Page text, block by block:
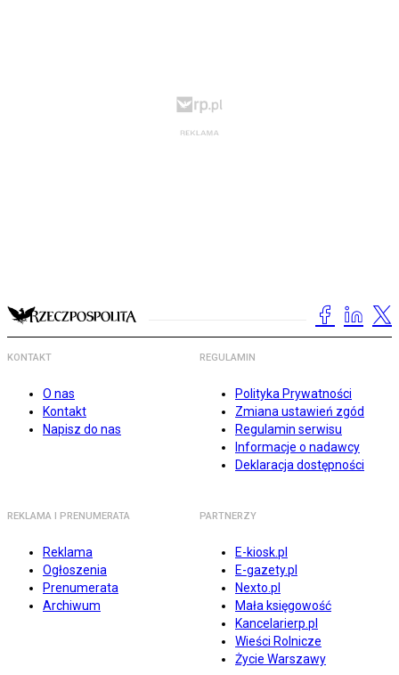
KONTAKT
O nas
Kontakt
Napisz do nas
REGULAMIN
Polityka Prywatności
Zmiana ustawień zgód
Regulamin serwisu
Informacje o nadawcy
Deklaracja dostępności
REKLAMA I PRENUMERATA
Reklama
Ogłoszenia
Prenumerata
Archiwum
PARTNERZY
E-kiosk.pl
E-gazety.pl
Nexto.pl
Mała księgowość
Kancelarierp.pl
Wieści Rolnicze
Życie Warszawy